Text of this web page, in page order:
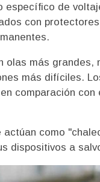
específico de
con
olas más grandes,
más difíciles.
comparación
como
dispositivos a